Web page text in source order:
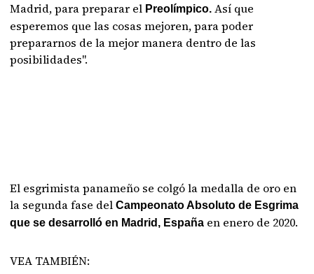
Madrid, para preparar el Preolímpico. Así que
esperemos que las cosas mejoren, para poder
prepararnos de la mejor manera dentro de las
posibilidades".
El esgrimista panameño se colgó la medalla de oro en
la segunda fase del Campeonato Absoluto de Esgrima
que se desarrolló en Madrid, España en enero de 2020.
VEA TAMBIÉN: